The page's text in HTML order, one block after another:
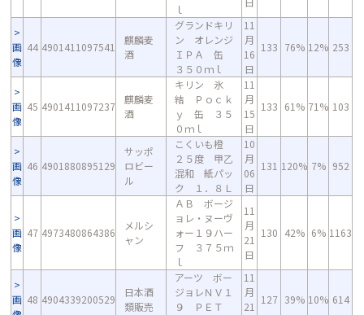
ｌ
画
像
44 4901411097541
麒麟麦
酒
グランドキリ
ン オレンジ
ＩＰＡ 缶
３５０ｍｌ
11
月
16
日
133 76% 12% 253
画
像
45 4901411097237
麒麟麦
酒
キリン 氷
結 Ｐｏｃｋ
ｙ 缶 ３５
０ｍｌ
11
月
15
日
133 61% 71% 103
画
像
46 4901880895129
サッポ
ロビー
ル
こくいも橙
２５度 甲乙
混和 紙パッ
ク １．８Ｌ
10
月
06
日
131 120% 7% 952
画
像
47 4973480864386
メルシ
ャン
ＡＢ ボージ
ョレ・ヌーヴ
ォー１９ハー
フ ３７５ｍ
ｌ
11
月
21
日
130 42% 6% 1163
画 48 4904339200529
日本酒
類販売
アーツ ボー
ジョレＮＶ１
９ ＰＥＴ
11
月
21
127 39% 10% 614